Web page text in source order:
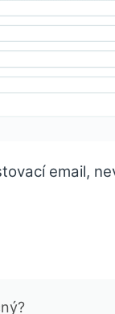
email,